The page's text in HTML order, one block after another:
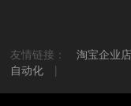
友情链接： 淘宝企业店
自动化
|